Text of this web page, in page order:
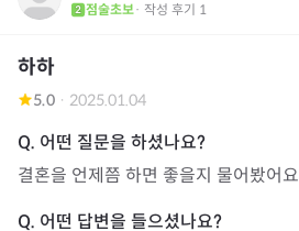
점술초보· 작성 후기 1
하하
5.0 · 2025.01.04
결혼을 언제쯤 하면 좋을지 물어봤어요